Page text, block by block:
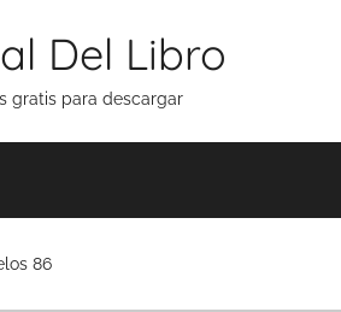
Del Libro
gratis para descargar
86